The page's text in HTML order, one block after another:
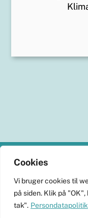
Cookies
Vi bruger cookies til
på siden. Klik på
tak". Persondatapolitik
KlimaHub
CVR-nr. 38989251